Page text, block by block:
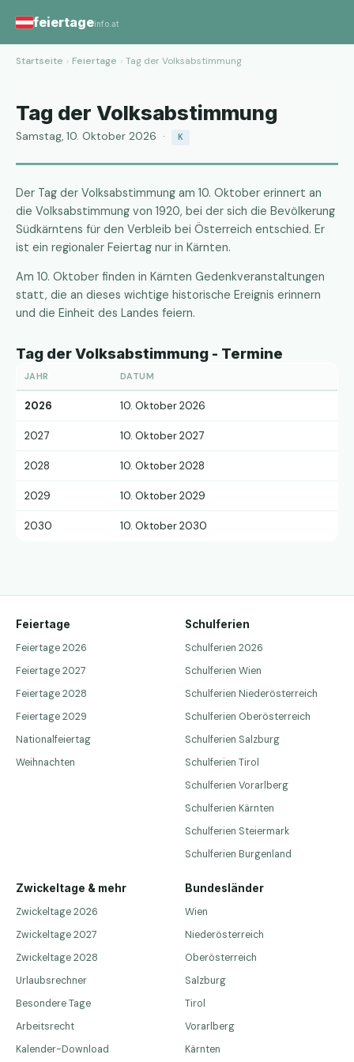
feiertageinfo.at
Startseite › Feiertage › Tag der Volksabstimmung
Tag der Volksabstimmung
Samstag, 10. Oktober 2026 · K
Der Tag der Volksabstimmung am 10. Oktober erinnert an
die Volksabstimmung von 1920, bei der sich die Bevölkerung
Südkärntens für den Verbleib bei Österreich entschied. Er
ist ein regionaler Feiertag nur in Kärnten.
Am 10. Oktober finden in Kärnten Gedenkveranstaltungen
statt, die an dieses wichtige historische Ereignis erinnern
und die Einheit des Landes feiern.
Tag der Volksabstimmung - Termine
JAHR DATUM
2026 10. Oktober 2026
2027 10. Oktober 2027
2028 10. Oktober 2028
2029 10. Oktober 2029
2030 10. Oktober 2030
Feiertage
Feiertage 2026
Feiertage 2027
Feiertage 2028
Feiertage 2029
Nationalfeiertag
Weihnachten
Schulferien
Schulferien 2026
Schulferien Wien
Schulferien Niederösterreich
Schulferien Oberösterreich
Schulferien Salzburg
Schulferien Tirol
Schulferien Vorarlberg
Schulferien Kärnten
Schulferien Steiermark
Schulferien Burgenland
Zwickeltage & mehr
Zwickeltage 2026
Zwickeltage 2027
Zwickeltage 2028
Urlaubsrechner
Besondere Tage
Arbeitsrecht
Kalender-Download
Bundesländer
Wien
Niederösterreich
Oberösterreich
Salzburg
Tirol
Vorarlberg
Kärnten